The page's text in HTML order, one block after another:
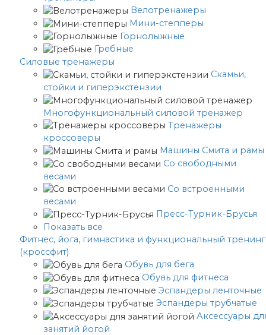
Велотренажеры
Мини-степперы
Горнолыжные
Гребные
Cиловые тренажеры
Скамьи,
стойки и гиперэкстензии
Многофункциональный силовой тренажер
Тренажеры
кроссоверы
Машины Смита и рамы
Со свободными
весами
Со встроенными
весами
Пресс-Турник-Брусья
Показать все
Фитнес, йога, гимнастика и функциональный тренинг
(кроссфит)
Обувь для бега
Обувь для фитнеса
Эспандеры ленточные
Эспандеры трубчатые
Аксессуары
занятий йогой